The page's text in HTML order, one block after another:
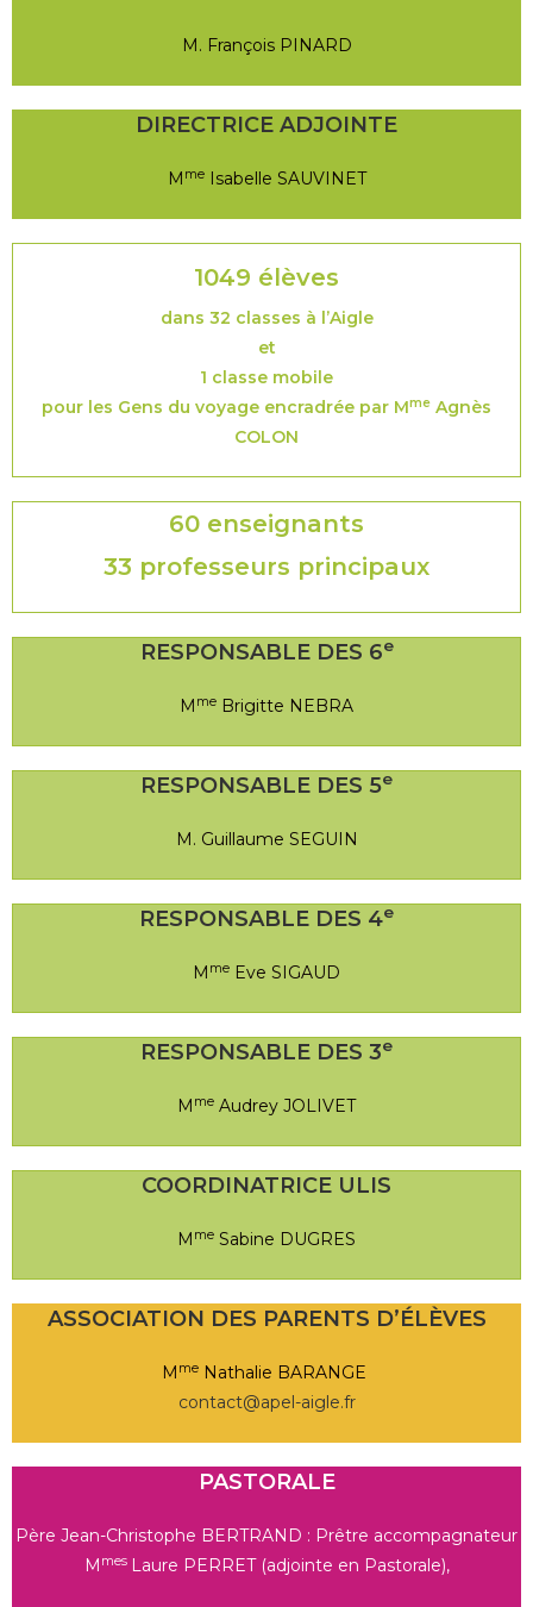
M. François PINARD
DIRECTRICE ADJOINTE
M meIsabelle SAUVINET
1049 élèves
dans 32 classes à l’Aigle
et
1 classe mobile
pour les Gens du voyage encradrée par Mme Agnès
COLON
60 enseignants
33 professeurs principaux
RESPONSABLE DES 6e
M me Brigitte NEBRA
RESPONSABLE DES 5e
M. Guillaume SEGUIN
RESPONSABLE DES 4e
M me Eve SIGAUD
RESPONSABLE DES 3e
M me Audrey JOLIVET
COORDINATRICE ULIS
M me Sabine DUGRES
ASSOCIATION DES PARENTS D’ÉLÈVES
M me Nathalie BARANGE
contact@apel-aigle.fr
PASTORALE
Père Jean-Christophe BERTRAND : Prêtre accompagnateur
M mes Laure PERRET (adjointe en Pastorale),